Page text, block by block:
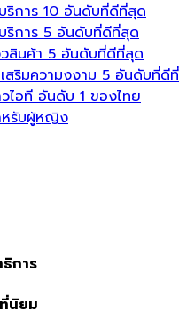
ริการ 10 อันดับที่ดีที่สุด
ริการ 5 อันดับที่ดีที่สุด
วสินค้า 5 อันดับที่ดีที่สุด
สริมความงงาม 5 อันดับที่ดี
วไอที อันดับ 1 ของไทย
หรับผู้หญิง
การ
นิยม